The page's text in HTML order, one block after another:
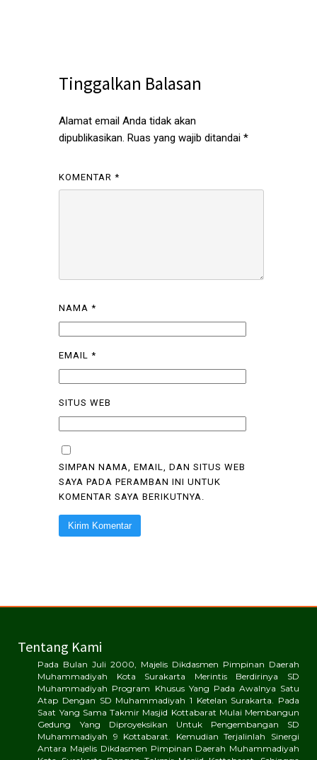
Tinggalkan Balasan
Alamat email Anda tidak akan
dipublikasikan. Ruas yang wajib ditandai *
KOMENTAR *
NAMA *
EMAIL *
SITUS WEB
SIMPAN NAMA, EMAIL, DAN SITUS WEB
SAYA PADA PERAMBAN INI UNTUK
KOMENTAR SAYA BERIKUTNYA.
Tentang Kami
Pada Bulan Juli 2000, Majelis Dikdasmen Pimpinan Daerah
Muhammadiyah Kota Surakarta Merintis Berdirinya SD
Muhammadiyah Program Khusus Yang Pada Awalnya Satu
Atap Dengan SD Muhammadiyah 1 Ketelan Surakarta. Pada
Saat Yang Sama Takmir Masjid Kottabarat Mulai Membangun
Gedung Yang Diproyeksikan Untuk Pengembangan SD
Muhammadiyah 9 Kottabarat. Kemudian Terjalinlah Sinergi
Antara Majelis Dikdasmen Pimpinan Daerah Muhammadiyah